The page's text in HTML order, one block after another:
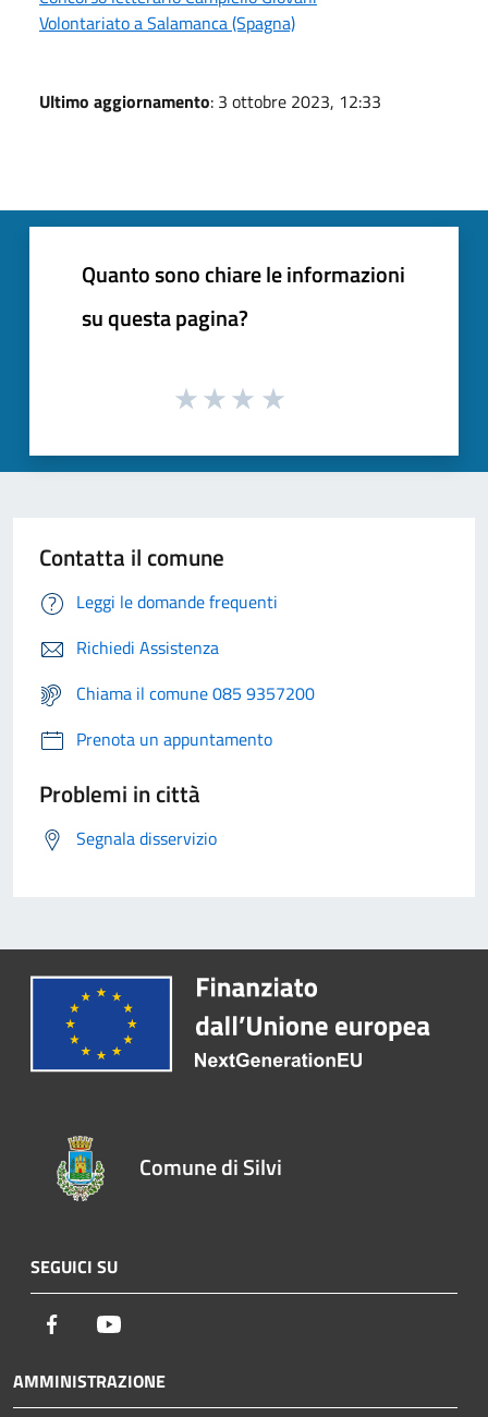
Volontariato a Salamanca (Spagna)
Ultimo aggiornamento: 3 ottobre 2023, 12:33
Quanto sono chiare le informazioni
su questa pagina?
Contatta il comune
Leggi le domande frequenti
Richiedi Assistenza
Chiama il comune 085 9357200
Prenota un appuntamento
Problemi in città
Segnala disservizio
Comune di Silvi
SEGUICI SU
Facebook
AMMINISTRAZIONE